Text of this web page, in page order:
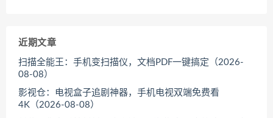
近期文章
扫描全能王：手机变扫描仪，文档PDF一键搞定（2026-
08-08）
影视仓：电视盒子追剧神器，手机电视双端免费看
4K（2026-08-08）